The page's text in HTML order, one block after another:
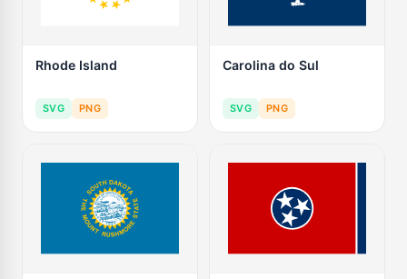
Rhode Island
SVG PNG
Carolina do Sul
SVG PNG